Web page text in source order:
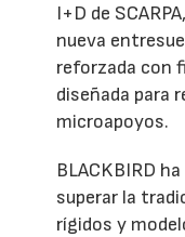
I+D de
nueva
reforzada con
diseñada para
microapoyos.
BLACKBIRD
superar la
rígidos y